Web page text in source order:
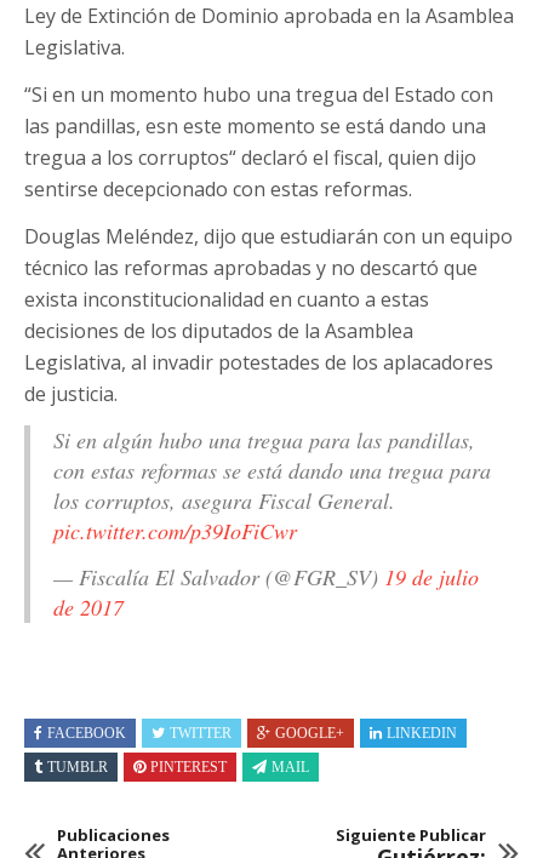
Ley de Extinción de Dominio aprobada en la Asamblea
Legislativa.
“Si en un momento hubo una tregua del Estado con
las pandillas, esn este momento se está dando una
tregua a los corruptos“ declaró el fiscal, quien dijo
sentirse decepcionado con estas reformas.
Douglas Meléndez, dijo que estudiarán con un equipo
técnico las reformas aprobadas y no descartó que
exista inconstitucionalidad en cuanto a estas
decisiones de los diputados de la Asamblea
Legislativa, al invadir potestades de los aplacadores
de justicia.
Si en algún hubo una tregua para las pandillas,
con estas reformas se está dando una tregua para
los corruptos, asegura Fiscal General.
pic.twitter.com/p39IoFiCwr
— Fiscalía El Salvador (@FGR_SV) 19 de julio
de 2017
FACEBOOK TWITTER GOOGLE+
LINKEDIN
TUMBLR
PINTEREST MAIL
Publicaciones
Anteriores
Siguiente Publicar